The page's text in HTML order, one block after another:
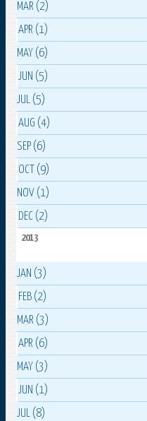
MAR (2)
APR (1)
MAY (6)
JUN (5)
JUL (5)
AUG (4)
SEP (6)
OCT (9)
NOV (1)
DEC (2)
2013
JAN (3)
FEB (2)
MAR (3)
APR (6)
MAY (3)
JUN (1)
JUL (8)